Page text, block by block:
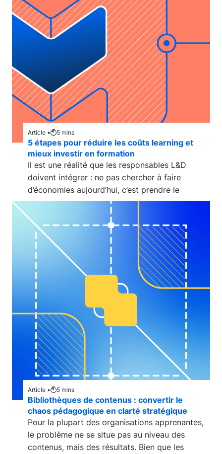
Article • 5 mins
5 étapes pour réduire les coûts learning et
mieux investir en formation
Il est une réalité que les responsables L&D
doivent intégrer : ne pas chercher à faire
d’économies aujourd’hui, c’est prendre le
Article • 5 mins
Bibliothèques de contenus : convertir le
chaos pédagogique en clarté stratégique
Pour la plupart des organisations apprenantes,
le problème ne se situe pas au niveau des
contenus, mais des résultats. Bien que les